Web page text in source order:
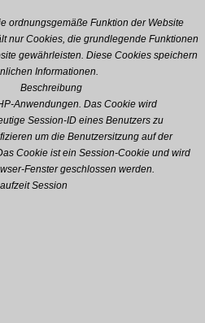
ordnungsgemäße Funktion der Website
nur Cookies, die grundlegende Funktionen
gewährleisten. Diese Cookies speichern
Informationen.
Beschreibung
Anwendungen. Das Cookie wird
Session-ID eines Benutzers zu
um die Benutzersitzung auf der
Cookie ist ein Session-Cookie und wird
Fenster geschlossen werden.
Session